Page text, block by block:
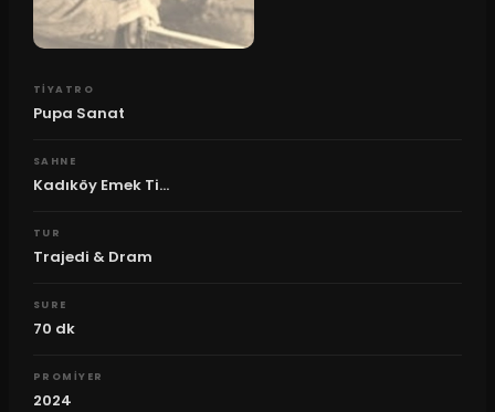
TIYATRO
Pupa Sanat
SAHNE
Kadıköy Emek Ti...
TUR
Trajedi & Dram
SURE
70 dk
PROMIYER
2024